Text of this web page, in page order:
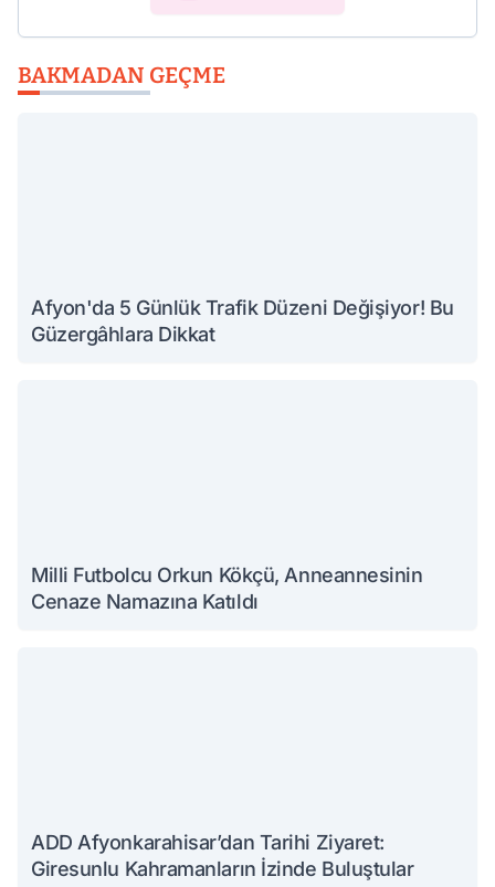
BAKMADAN GEÇME
Afyon'da 5 Günlük Trafik Düzeni Değişiyor! Bu
Güzergâhlara Dikkat
Milli Futbolcu Orkun Kökçü, Anneannesinin
Cenaze Namazına Katıldı
ADD Afyonkarahisar’dan Tarihi Ziyaret:
Giresunlu Kahramanların İzinde Buluştular